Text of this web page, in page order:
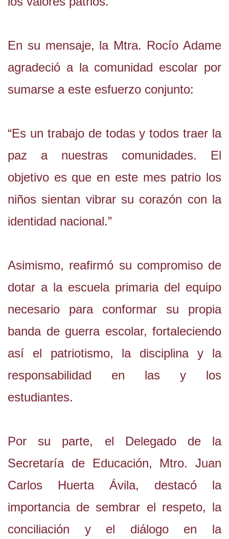
En su mensaje, la Mtra. Rocío Adame
agradeció a la comunidad escolar por
sumarse a este esfuerzo conjunto:
“Es un trabajo de todas y todos traer la
paz a nuestras comunidades. El
objetivo es que en este mes patrio los
niños sientan vibrar su corazón con la
identidad nacional.”
Asimismo, reafirmó su compromiso de
dotar a la escuela primaria del equipo
necesario para conformar su propia
banda de guerra escolar, fortaleciendo
así el patriotismo, la disciplina y la
responsabilidad en las y los
estudiantes.
Por su parte, el Delegado de la
Secretaría de Educación, Mtro. Juan
Carlos Huerta Ávila, destacó la
importancia de sembrar el respeto, la
conciliación y el diálogo en la